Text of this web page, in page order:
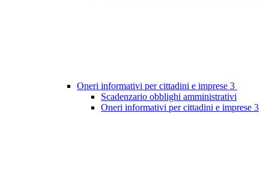
Oneri informativi per cittadini e imprese 3
Scadenzario obblighi amministrativi
Oneri informativi per cittadini e imprese 3